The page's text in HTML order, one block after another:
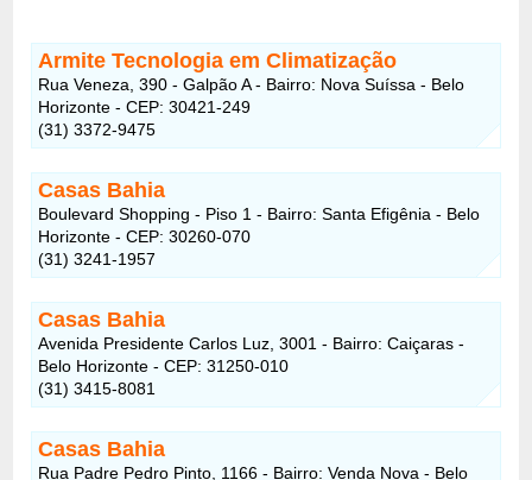
Armite Tecnologia em Climatização
Rua Veneza, 390 - Galpão A - Bairro: Nova Suíssa - Belo
Horizonte - CEP: 30421-249
(31) 3372-9475
Casas Bahia
Boulevard Shopping - Piso 1 - Bairro: Santa Efigênia - Belo
Horizonte - CEP: 30260-070
(31) 3241-1957
Casas Bahia
Avenida Presidente Carlos Luz, 3001 - Bairro: Caiçaras -
Belo Horizonte - CEP: 31250-010
(31) 3415-8081
Casas Bahia
Rua Padre Pedro Pinto, 1166 - Bairro: Venda Nova - Belo